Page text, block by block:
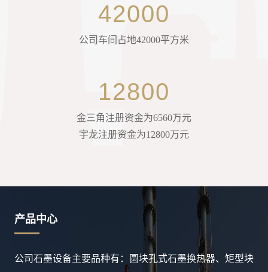
42000
公司车间占地42000平方米
12800
金三角注册资金为6560万元
宇龙注册资金为12800万元
产品中心
公司石墨设备主要品种有：圆块孔式石墨换热器、矩型块